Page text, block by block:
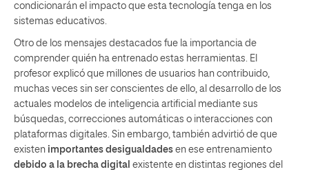
condicionarán el impacto que esta tecnología tenga en los
sistemas educativos.
Otro de los mensajes destacados fue la importancia de
comprender quién ha entrenado estas herramientas. El
profesor explicó que millones de usuarios han contribuido,
muchas veces sin ser conscientes de ello, al desarrollo de los
actuales modelos de inteligencia artificial mediante sus
búsquedas, correcciones automáticas o interacciones con
plataformas digitales. Sin embargo, también advirtió de que
existen importantes desigualdades en ese entrenamiento
debido a la brecha digital existente en distintas regiones del